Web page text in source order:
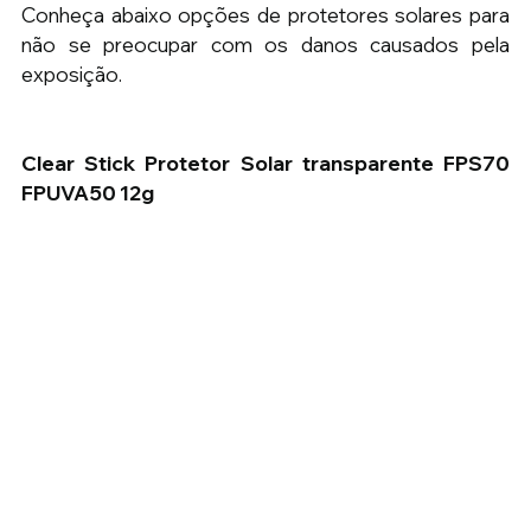
Conheça abaixo opções de protetores solares para
não se preocupar com os danos causados pela
exposição.
Clear Stick Protetor Solar transparente FPS70
FPUVA50 12g